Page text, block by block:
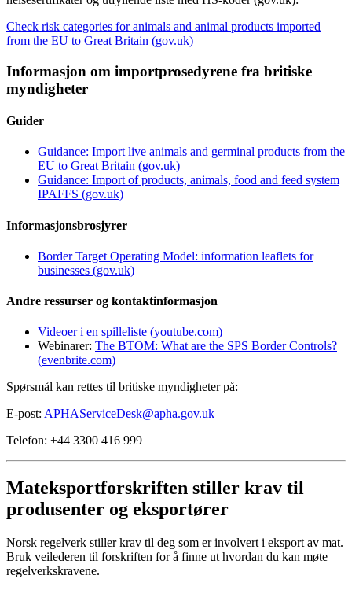
Check risk categories for animals and animal products imported
from the EU to Great Britain (gov.uk)
Informasjon om importprosedyrene fra britiske
myndigheter
Guider
Guidance: Import live animals and germinal products from the
EU to Great Britain (gov.uk)
Guidance: Import of products, animals, food and feed system
IPAFFS (gov.uk)
Informasjonsbrosjyrer
Border Target Operating Model: information leaflets for
businesses (gov.uk)
Andre ressurser og kontaktinformasjon
Videoer i en spilleliste (youtube.com)
Webinarer: The BTOM: What are the SPS Border Controls?
(evenbrite.com)
Spørsmål kan rettes til britiske myndigheter på:
E-post: APHAServiceDesk@apha.gov.uk
Telefon: +44 3300 416 999
Mateksportforskriften stiller krav til
produsenter og eksportører
Norsk regelverk stiller krav til deg som er involvert i eksport av mat.
Bruk veilederen til forskriften for å finne ut hvordan du kan møte
regelverkskravene.